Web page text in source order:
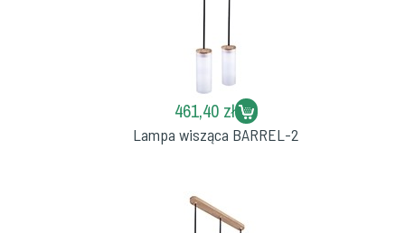
461,40 zł
Lampa wisząca BARREL-2